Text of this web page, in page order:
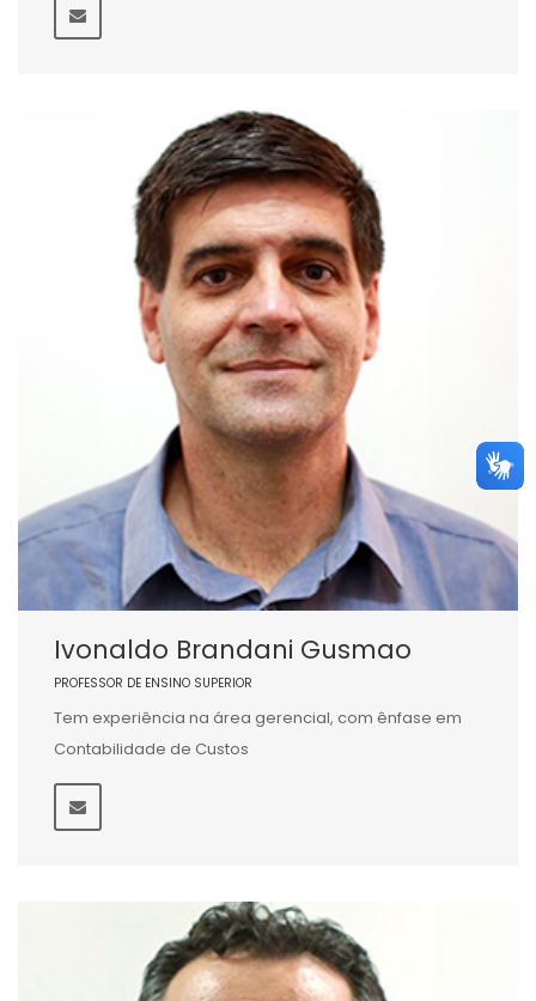
Ivonaldo Brandani Gusmao
PROFESSOR DE ENSINO SUPERIOR
Tem experiência na área gerencial, com ênfase em
Contabilidade de Custos